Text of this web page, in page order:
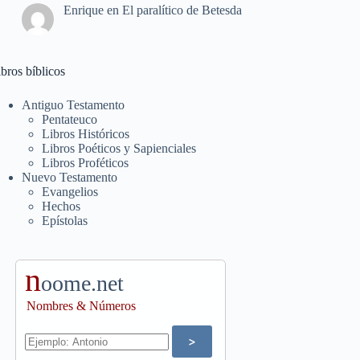
Enrique enEl paralítico de Betesda
bíblicos
Antiguo Testamento
Pentateuco
Libros Históricos
Libros Poéticos y Sapienciales
Libros Proféticos
Nuevo Testamento
Evangelios
Hechos
Epístolas
noome.net
Nombres & Números